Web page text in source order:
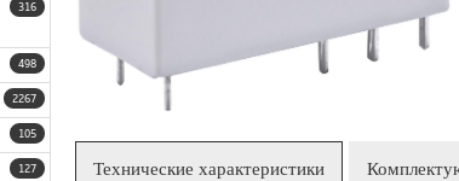
316
498
2267
105
127 Технические характеристики